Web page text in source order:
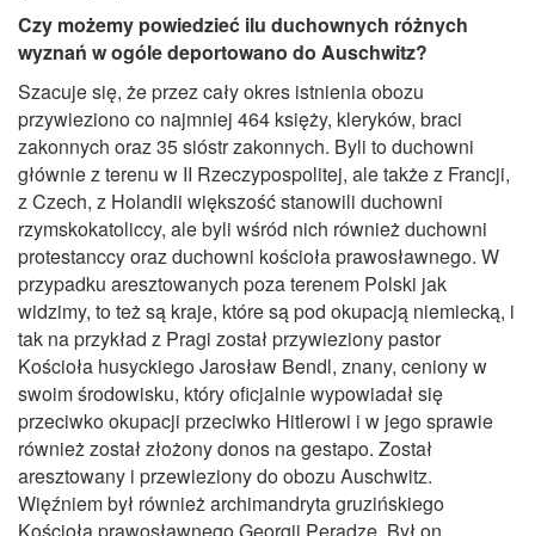
Czy możemy powiedzieć ilu duchownych różnych
wyznań w ogóle deportowano do Auschwitz?
Szacuje się, że przez cały okres istnienia obozu
przywieziono co najmniej 464 księży, kleryków, braci
zakonnych oraz 35 sióstr zakonnych. Byli to duchowni
głównie z terenu w II Rzeczypospolitej, ale także z Francji,
z Czech, z Holandii większość stanowili duchowni
rzymskokatoliccy, ale byli wśród nich również duchowni
protestanccy oraz duchowni kościoła prawosławnego. W
przypadku aresztowanych poza terenem Polski jak
widzimy, to też są kraje, które są pod okupacją niemiecką, i
tak na przykład z Pragi został przywieziony pastor
Kościoła husyckiego Jarosław Bendl, znany, ceniony w
swoim środowisku, który oficjalnie wypowiadał się
przeciwko okupacji przeciwko Hitlerowi i w jego sprawie
również został złożony donos na gestapo. Został
aresztowany i przewieziony do obozu Auschwitz.
Więźniem był również archimandryta gruzińskiego